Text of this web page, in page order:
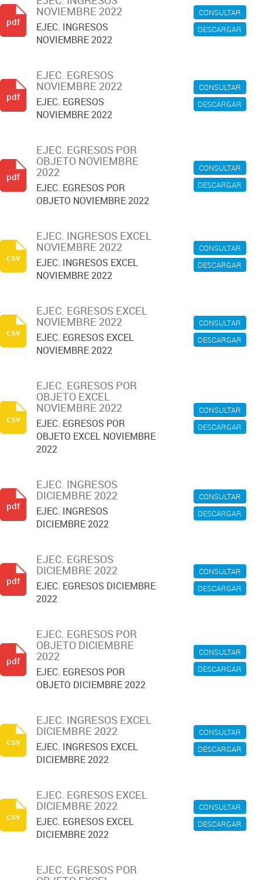
CONSULTAR
DESCARGAR
NOVIEMBRE 2022
EJEC. INGRESOS
NOVIEMBRE 2022
pdf
CONSULTAR
DESCARGAR
EJEC. EGRESOS
NOVIEMBRE 2022
EJEC. EGRESOS
NOVIEMBRE 2022
pdf
CONSULTAR
DESCARGAR
EJEC. EGRESOS POR
OBJETO NOVIEMBRE
2022
EJEC. EGRESOS POR
OBJETO NOVIEMBRE 2022
pdf
CONSULTAR
DESCARGAR
EJEC. INGRESOS EXCEL
NOVIEMBRE 2022
EJEC. INGRESOS EXCEL
NOVIEMBRE 2022
csv
CONSULTAR
DESCARGAR
EJEC. EGRESOS EXCEL
NOVIEMBRE 2022
EJEC. EGRESOS EXCEL
NOVIEMBRE 2022
csv
CONSULTAR
DESCARGAR
EJEC. EGRESOS POR
OBJETO EXCEL
NOVIEMBRE 2022
EJEC. EGRESOS POR
OBJETO EXCEL NOVIEMBRE
2022
csv
CONSULTAR
DESCARGAR
EJEC. INGRESOS
DICIEMBRE 2022
EJEC. INGRESOS
DICIEMBRE 2022
pdf
CONSULTAR
DESCARGAR
EJEC. EGRESOS
DICIEMBRE 2022
EJEC. EGRESOS DICIEMBRE
2022
pdf
CONSULTAR
DESCARGAR
EJEC. EGRESOS POR
OBJETO DICIEMBRE
2022
EJEC. EGRESOS POR
OBJETO DICIEMBRE 2022
pdf
CONSULTAR
DESCARGAR
EJEC. INGRESOS EXCEL
DICIEMBRE 2022
EJEC. INGRESOS EXCEL
DICIEMBRE 2022
csv
CONSULTAR
DESCARGAR
EJEC. EGRESOS EXCEL
DICIEMBRE 2022
EJEC. EGRESOS EXCEL
DICIEMBRE 2022
csv
EJEC. EGRESOS POR